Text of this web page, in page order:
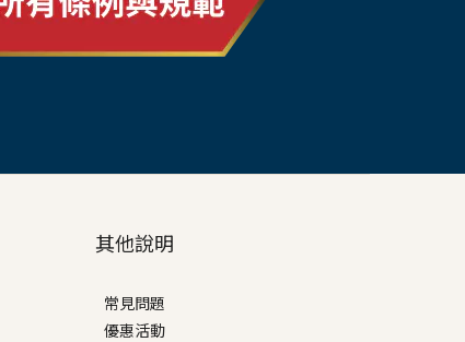
其他說明
常見問題
優惠活動